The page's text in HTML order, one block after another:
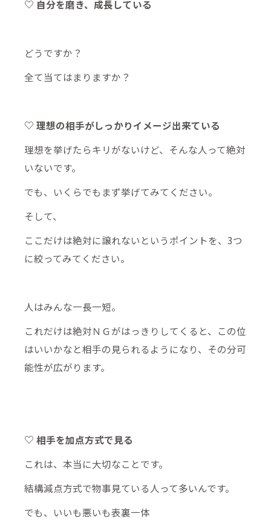
♡ 自分を磨き、成長している
どうですか？
全て当てはまりますか？
♡ 理想の相手がしっかりイメージ出来ている
理想を挙げたらキリがないけど、そんな人って絶対
いないです。
でも、いくらでもまず挙げてみてください。
そして、
ここだけは絶対に譲れないというポイントを、3つ
に絞ってみてください。
人はみんな一長一短。
これだけは絶対ＮＧがはっきりしてくると、この位
はいいかなと相手の見られるようになり、その分可
能性が広がります。
♡ 相手を加点方式で見る
これは、本当に大切なことです。
結構減点方式で物事見ている人って多いんです。
でも、いいも悪いも表裏一体